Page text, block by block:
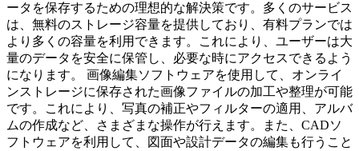
ータを保存するための理想的な解決策です。多くのサービス
は、無料のストレージ容量を提供しており、有料プランでは
より多くの容量を利用できます。これにより、ユーザーは大
量のデータを安全に保管し、必要な時にアクセスできるよう
になります。 画像編集ソフトウェアを使用して、オンライ
ンストレージに保存された画像ファイルの加工や整理が可能
です。これにより、写真の補正やフィルターの適用、アルバ
ムの作成など、さまざまな操作が行えます。また、CADソ
フトウェアを利用して、図面や設計データの編集も行うこと